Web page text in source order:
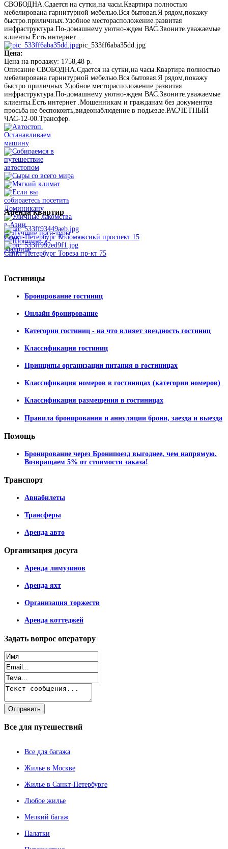
СВОБОДНА.Сдается на сутки,на часы.Квартира полностью
мебелирована гарнитурной мебелью.Вся бытовая.Я рядом,покажу
быстро.приличных.Удобное месторасположение.развитая
инфраструктура.По-домашнему уютно-ждем ВАС.Звоните.уважаемые
клиенты.Есть интернет ...
pic_533ff6aba35dd.jpg
Цена:
Цена на продажу: 1758,48 р.
Описание СВОБОДНА.Сдается на сутки,на часы.Квартира полностью
мебелирована гарнитурной мебелью.Вся бытовая.Я рядом,покажу
быстро.приличных.Удобное месторасположение.развитая
инфраструктура.По-домашнему уютно-ждем ВАС.Звоните.уважаемые
клиенты.Есть интернет .Мошенникам и гражданам без документов
просьба не беспокоить,видеонаблюдение в подьезде.РАСЧЕТНЫЙ
ЧАС-12-00.Трансфер.
Арендаквартир
Санкт-Петербург Коломяжсикй проспект 15
Санкт-Петербург Тореза пр-кт 75
Гостиницы
Бронирование гостиниц
Онлайн бронирование
Категории гостиниц - на что влияет звездность гостиниц
Классификация гостиниц
Принципы организации питания в гостиницах
Классификация номеров в гостиницах (категории номеров)
Классификация размещения в гостиницах
Правила бронирования и аннуляции брони, заезда и выезда
Помощь
Бронирование через Бронипоезд выгоднее, чем напрямую.
Возвращаем 5% от стоимости заказа!
Транспорт
Авиабилеты
Трансферы
Аренда авто
Организация досуга
Аренда лимузинов
Аренда яхт
Организация торжеств
Аренда коттеджей
Задать вопрос оператору
Все для путешествий
Все для багажа
Жилье в Москве
Жилье в Санкт-Петербурге
Любое жилье
Мелкий багаж
Палатки